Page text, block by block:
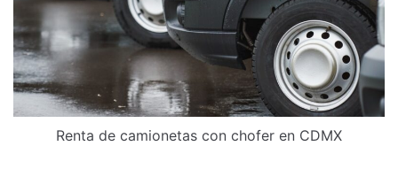
Renta de camionetas con chofer en CDMX